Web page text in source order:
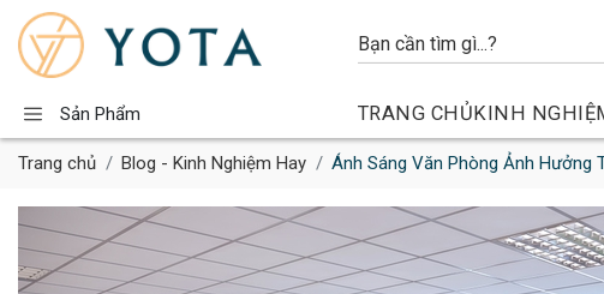
Sản Phẩm TRANG CHỦKINH
Trang chủ Blog - Kinh Nghiệm Hay Ánh Sáng Văn Phòng Ảnh Hưởng